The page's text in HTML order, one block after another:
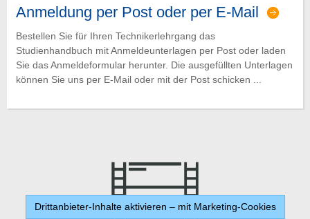
Anmeldung per Post oder per E-Mail
Bestellen Sie für Ihren Technikerlehrgang das
Studienhandbuch mit Anmeldeunterlagen per Post oder laden
Sie das Anmeldeformular herunter. Die ausgefüllten Unterlagen
können Sie uns per E-Mail oder mit der Post schicken ...
Drittanbieter-Inhalte aktivieren – mit Marketing-Cookies